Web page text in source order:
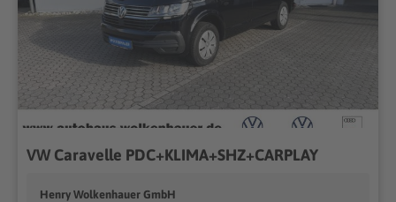
VW Caravelle PDC+KLIMA+SHZ+CARPLAY
Henry Wolkenhauer GmbH